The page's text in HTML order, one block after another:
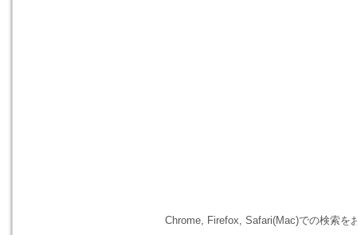
Chrome, Firefox, Safari(Mac)での検索を